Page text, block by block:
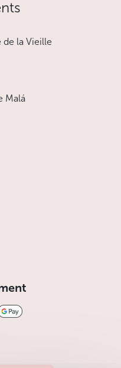
de la Vieille
Malá